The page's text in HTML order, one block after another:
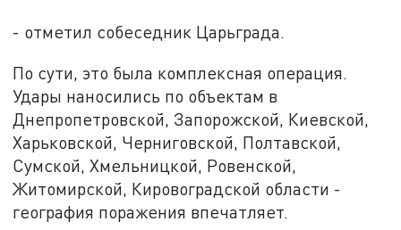
- отметил собеседник Царьграда.
По сути, это была комплексная операция.
Удары наносились по объектам в
Днепропетровской, Запорожской, Киевской,
Харьковской, Черниговской, Полтавской,
Сумской, Хмельницкой, Ровенской,
Житомирской, Кировоградской области -
география поражения впечатляет.